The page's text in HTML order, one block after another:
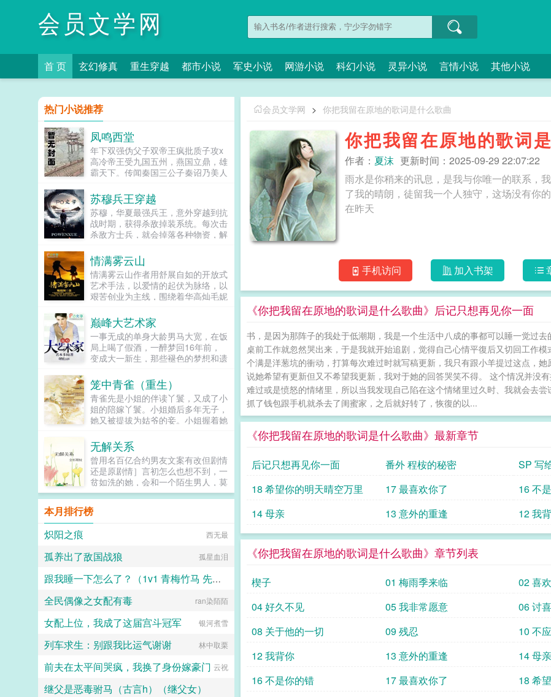
会员文学网
首 页 玄幻修真 重生穿越 都市小说 军史小说 网游小说 科幻小说 灵异小说 言情小说 其他小说
会员文学网 > 你把我留在原地的歌词是什么歌曲
你把我留在原地的歌词
作者： 夏沫 更新时间：2025-09-29 22:07:22
雨水是你稍来的讯息，是我与你唯一的联系，
了我的晴朗，徒留我一个人独守，这场没有你的雨
在昨天
手机访问 加入书架
《你把我留在原地的歌词是什么歌曲》后记只想再见你一面
书，是因为那阵子的我处于低潮期，我是一个生活中八成的事都可以睡一觉过
桌前工作就忽然哭出来，于是我就开始追剧，觉得自己心情平復后又切回工作
个满是洋葱坑的衝动，打算每次难过时就写稿更新，我只有跟小羊提过这点，
说她希望有更新但又不希望我更新，我对于她的回答哭笑不得。 这个情况并没
难过或是愤怒的情绪里，所以当我发现自己陷在这个情绪里过久时、我就会去
抓了钱包跟手机就杀去了闺蜜家，之后就好转了，恢復的以...
《你把我留在原地的歌词是什么歌曲》最新章节
后记只想再见你一面 番外 程桉的秘密 SP 写
18 希望你的明天晴空万里
17 最喜欢你了 16 不
14 母亲
13 意外的重逢 12 我
《你把我留在原地的歌词是什么歌曲》章节列表
楔子 01 梅雨季来临 02 喜
04 好久不见
05 我非常愿意 06 讨
08 关于他的一切
09 残忍 10 不
12 我背你
13 意外的重逢 14 母亲
16 不是你的错
17 最喜欢你了 18 希
热门小说推荐
凤鸣西堂
年下双强伪父子双帝王疯批质子攻x
高冷帝王受九国五州，燕国立鼎，雄
霸天下。传闻秦国三公子秦诏乃美人
心，便将他送去燕国作质子。几渡春
秋，万里霜寒。秦诏乖顺，颇得燕王
宠溺，于及冠年放他归去。哪知三个
月后，他竟扫平障碍，弑父即位。自
此后狼子野心，昭然若揭三载风云变
归化为一，却将精兵对准燕国。强破
宫门之日，未杀一名俘虏，未夺半只
鸡犬。燕王端坐，临视睥睨，不怒而
自威。二人对上视线，促狭中带着几
微眯，仍循着旧日称呼，质问声凛
冽，吾儿，如今可要杀了寡人？秦诏
俯身，骤然折膝跪了下去往日隐忍换
作桀骜，锋锐眉眼经年淬炼，越发显
得狠厉，但唇角柔情却化作了一抹
冠霞帔，金银珠玉贯满箱，另有玺印
一枚，权作信礼。儿臣秦诏笑的璀
璨，忽又改了口，朕，是来迎娶您回
家的。前期日常卖惨求宠博取父王怜
爱的质子攻x每天外冷内热宠溺带娃
高冷美强囚凤帝王受食用注意■时代
架春秋平行时期，称呼及势力地图有
私设。双方无任何亲缘关系，质子到
他国后，称国君为父王。■端水互宠
相爱相杀年龄差7岁年下强强身心
（作者广告位3啵啵）■古耽戎马踏
秋棠心狠手辣权臣攻x老谋深算谋士
受权臣技能之伺候娇生惯养的公子哥
卫攻x狠戾变态王爷受被王爷一个巴
骚大将军x骄扬富贵小少爷被老婆倒
东幻众神审判日疯批大佬x高冷之花
遇到一个顶级疯批罪犯。想杀我？试
失眠的霸总，被手段高超的pua心理
治成了恋爱脑...
苏穆兵王穿越
苏穆，华夏最强兵王，意外穿越到抗
战时期，获得杀敌掉装系统。每次击
杀敌方士兵，就会掉落各种物资，解
系统提示恭喜宿主击杀敌方士...
情满雾云山
情满雾云山作者用舒展自如的开放式
艺术手法，以爱情的起伏为脉络，以
艰苦创业为主线，围绕着华高灿毛妮
文彬梁仕达丁...
巅峰大艺术家
一事无成的单身大龄男马大宽，在饭
局上喝了假酒，一醉梦回16年前，
变成大一新生，那些褪色的梦想和遗
家，做导演，收藏古玩字画，...
笼中青雀（重生）
青雀先是小姐的伴读丫鬟，又成了小
姐的陪嫁丫鬟。小姐婚后多年无子，
她又被提拔为姑爷的妾。小姐握着她
就是我的孩子，我必不会亏待了你。
青雀信了。她先后生下一女一儿，都
养在小姐膝下。姑爷步步高升，先做
尚书，又做丞相，她的一双儿女日渐
长大，女儿如花貌美，儿子才学过
人，人人都说，她的好日子要来了。
可女儿被送去和番儿子被打断双腿的
冬天，她也以嫉妒盗窃两重罪名，死
在一个寒冷的夜。青雀死不瞑目。她
想问一问她的小姐，她从小相伴，一
起长大的小姐分明情分承诺历历在
目，为什么这样待她？为什么这样待
她的孩子们？重来一回，她已经是姑
爷的侍妾，肚里才怀上女儿。上一世
醉眼看她目不转睛的楚王，此生依旧
紧盯着她。摸着还未隆起的小腹，她
抛却礼义廉耻，上了楚王的榻。...
无解关系
曾用名百亿合约男友文案有改但剧情
还是原剧情］言初怎么也想不到，一
贫如洗的她，会和一个陌生男人，莫
名其妙地绑定了一场为期365天的财
富交换。说白了就是他的钱进了她账
户，她的钱进了他账户还转！不！
回！去！好消息对方是陆洺执，陆氏
集团太子爷，多金，年轻，人还帅。
算趁机和她来场合约恋爱。...
本月排行榜
炽阳之痕
西无最
孤养出了敌国战狼 孤星血泪
跟我睡一下怎么了？（1v1 青梅竹马 先婚后爱）
芒果烧酒
全民偶像之女配有毒 ran染陌陌
女配上位，我成了这届宫斗冠军 银河煮雪
列车求生：别跟我比运气谢谢 林中取栗
前夫在太平间哭疯，我换了身份嫁豪门 云祝
继父是恶毒驸马（古言h）（继父女）